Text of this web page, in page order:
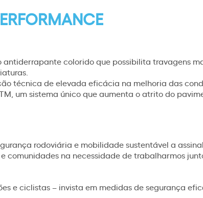
antiderrapante colorido que possibilita travagens
técnica de elevada eficácia na melhoria das
um sistema único que aumenta o atrito do
rodoviária e mobilidade sustentável a
comunidades na necessidade de trabalharmos
e ciclistas – invista em medidas de segurança